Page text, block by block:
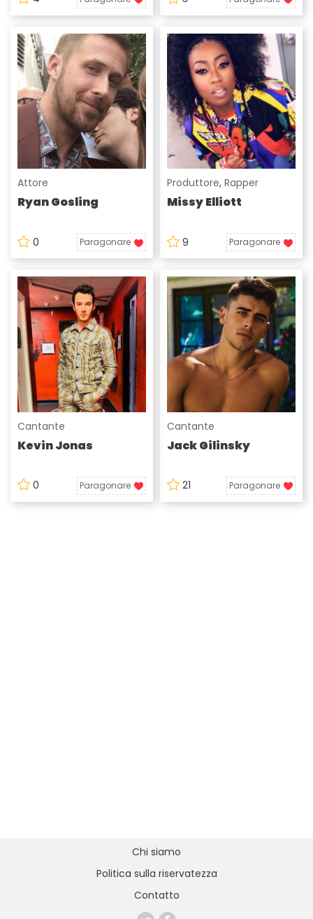
Attore
Ryan Gosling
0 Paragonare
Produttore, Rapper
Missy Elliott
9 Paragonare
Cantante
Kevin Jonas
0 Paragonare
Cantante
Jack Gilinsky
21 Paragonare
Chi siamo
Politica sulla riservatezza
Contatto